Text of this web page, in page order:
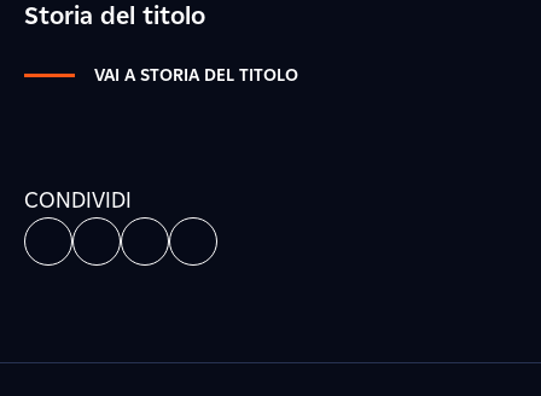
Storia del titolo
VAI A STORIA DEL TITOLO
CONDIVIDI